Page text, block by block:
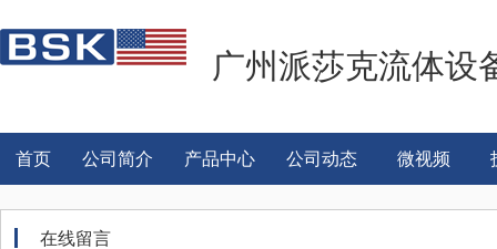
广州派莎克流体设
首页 公司简介 产品中心 公司动态 微视频
在线留言